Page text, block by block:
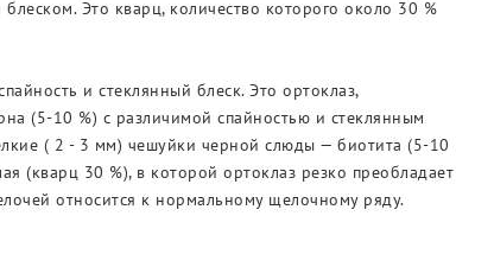
Это кварц, количество которого около 30 %
и стеклянный блеск. Это ортоклаз,
(5-10 %) с различимой спайностью и стеклянным
( 2 - 3 мм) чешуйки черной слюды — биотита (5-10
(кварц 30 %), в которой ортоклаз резко преобладает
относится к нормальному щелочному ряду.